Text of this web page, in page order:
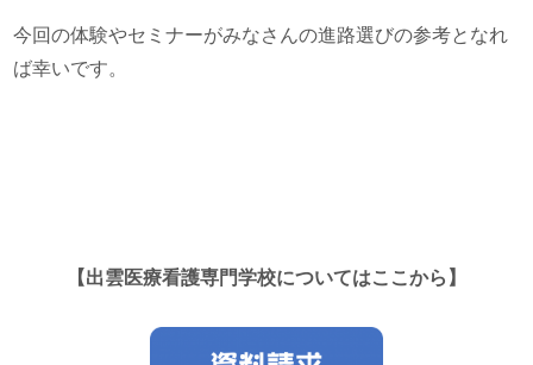
今回の体験やセミナーがみなさんの進路選びの参考となれ
ば幸いです。
【出雲医療看護専門学校についてはここから】